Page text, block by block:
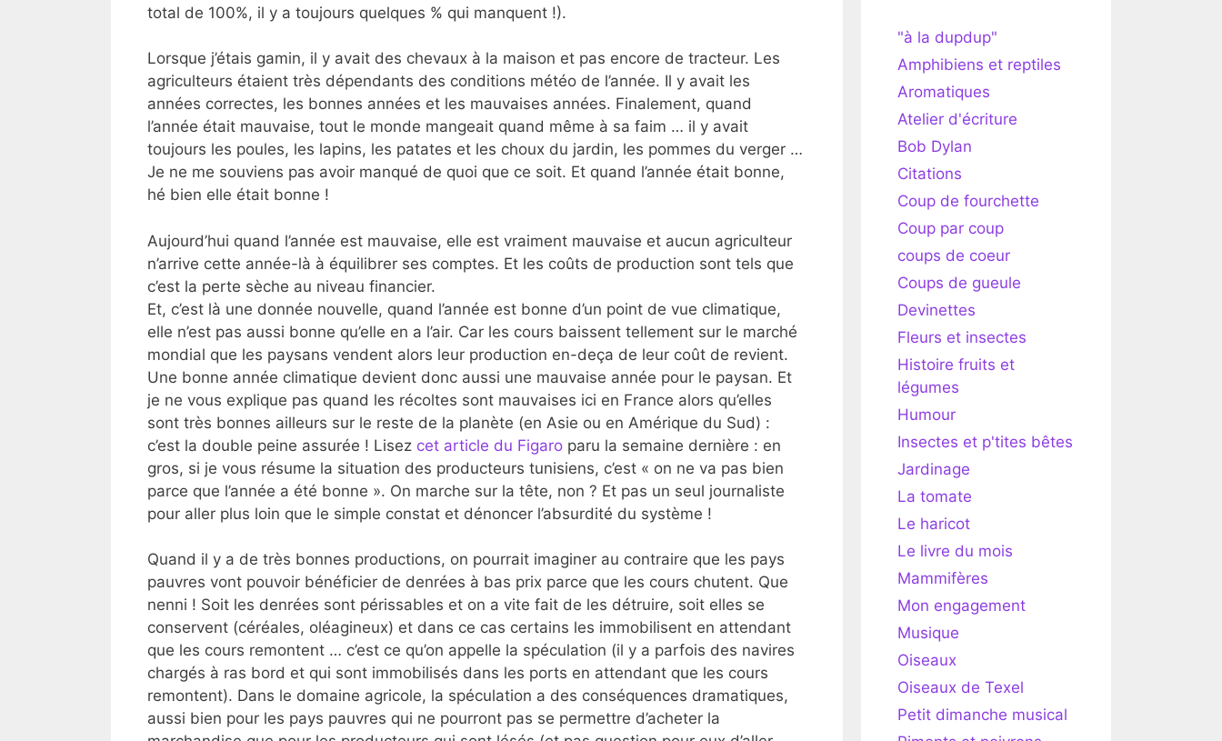
total de 100%, il y a toujours quelques % qui manquent !).
Lorsque j’étais gamin, il y avait des chevaux à la maison et pas encore de tracteur. Les
agriculteurs étaient très dépendants des conditions météo de l’année. Il y avait les
années correctes, les bonnes années et les mauvaises années. Finalement, quand
l’année était mauvaise, tout le monde mangeait quand même à sa faim … il y avait
toujours les poules, les lapins, les patates et les choux du jardin, les pommes du verger …
Je ne me souviens pas avoir manqué de quoi que ce soit. Et quand l’année était bonne,
hé bien elle était bonne !
Aujourd’hui quand l’année est mauvaise, elle est vraiment mauvaise et aucun agriculteur
n’arrive cette année-là à équilibrer ses comptes. Et les coûts de production sont tels que
c’est la perte sèche au niveau financier.
Et, c’est là une donnée nouvelle, quand l’année est bonne d’un point de vue climatique,
elle n’est pas aussi bonne qu’elle en a l’air. Car les cours baissent tellement sur le marché
mondial que les paysans vendent alors leur production en-deça de leur coût de revient.
Une bonne année climatique devient donc aussi une mauvaise année pour le paysan. Et
je ne vous explique pas quand les récoltes sont mauvaises ici en France alors qu’elles
sont très bonnes ailleurs sur le reste de la planète (en Asie ou en Amérique du Sud) :
c’est la double peine assurée ! Lisez cet article du Figaro paru la semaine dernière : en
gros, si je vous résume la situation des producteurs tunisiens, c’est « on ne va pas bien
parce que l’année a été bonne ». On marche sur la tête, non ? Et pas un seul journaliste
pour aller plus loin que le simple constat et dénoncer l’absurdité du système !
Quand il y a de très bonnes productions, on pourrait imaginer au contraire que les pays
pauvres vont pouvoir bénéficier de denrées à bas prix parce que les cours chutent. Que
nenni ! Soit les denrées sont périssables et on a vite fait de les détruire, soit elles se
conservent (céréales, oléagineux) et dans ce cas certains les immobilisent en attendant
que les cours remontent … c’est ce qu’on appelle la spéculation (il y a parfois des navires
chargés à ras bord et qui sont immobilisés dans les ports en attendant que les cours
remontent). Dans le domaine agricole, la spéculation a des conséquences dramatiques,
aussi bien pour les pays pauvres qui ne pourront pas se permettre d’acheter la
"à la dupdup"
Amphibiens et reptiles
Aromatiques
Atelier d'écriture
Bob Dylan
Citations
Coup de fourchette
Coup par coup
coups de coeur
Coups de gueule
Devinettes
Fleurs et insectes
Histoire fruits et
légumes
Humour
Insectes et p'tites bêtes
Jardinage
La tomate
Le haricot
Le livre du mois
Mammifères
Mon engagement
Musique
Oiseaux
Oiseaux de Texel
Petit dimanche musical